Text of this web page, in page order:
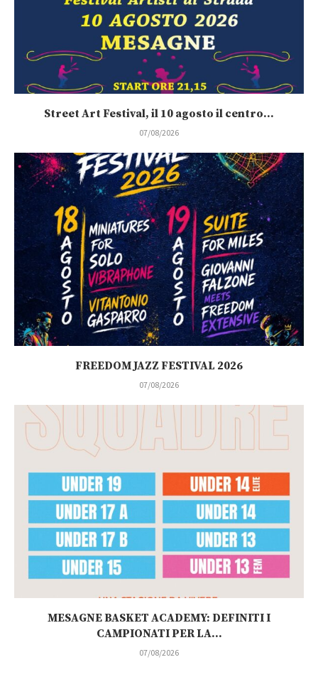
Street Art Festival, il 10 agosto il centro...
07/08/2026
FREEDOM JAZZ FESTIVAL 2026
07/08/2026
MESAGNE BASKET ACADEMY: DEFINITI I
CAMPIONATI PER LA...
07/08/2026